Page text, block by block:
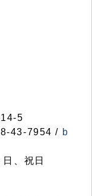
5
43-7954 / b
、祝日